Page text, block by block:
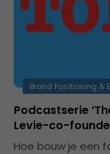
Brand Positioning &
Podcastserie
Levie-co-
Hoe bouw je een